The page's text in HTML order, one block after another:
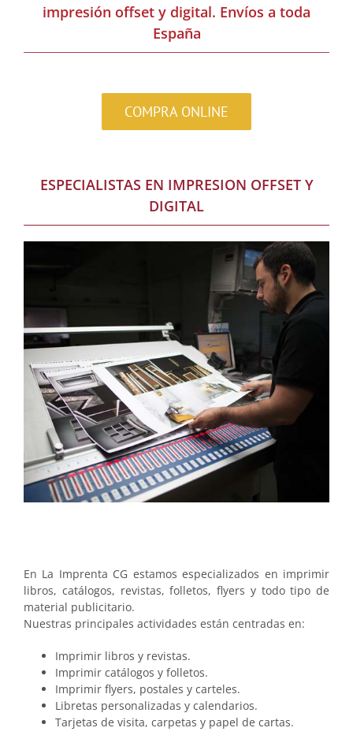
impresión offset y digital. Envíos a toda
España
COMPRA ONLINE
ESPECIALISTAS EN IMPRESION OFFSET Y
DIGITAL
En La Imprenta CG estamos especializados en imprimir
libros, catálogos, revistas, folletos, flyers y todo tipo de
material publicitario.
Nuestras principales actividades están centradas en:
Imprimir libros y revistas.
Imprimir catálogos y folletos.
Imprimir flyers, postales y carteles.
Libretas personalizadas y calendarios.
Tarjetas de visita, carpetas y papel de cartas.